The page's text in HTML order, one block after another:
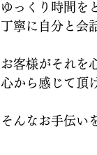
ゆっくり時間を
丁寧に自分と会
お客様がそれを
心から感じて頂
そんなお手伝い